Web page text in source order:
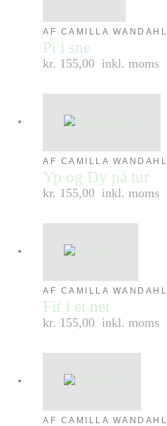
AF CAMILLA WANDAHL
Pi i sne
kr. 155,00 inkl. moms
AF CAMILLA WANDAHL
Yp og Dy på tur
kr. 155,00 inkl. moms
AF CAMILLA WANDAHL
Fif i et net
kr. 155,00 inkl. moms
AF CAMILLA WANDAHL